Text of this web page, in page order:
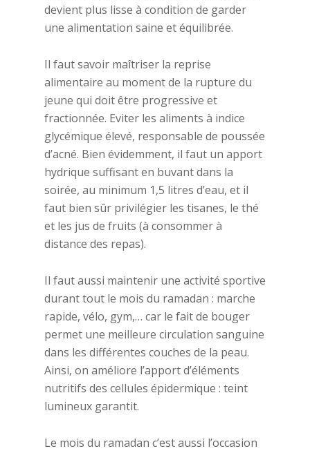
devient plus lisse à condition de garder
une alimentation saine et équilibrée.
Il faut savoir maîtriser la reprise
alimentaire au moment de la rupture du
jeune qui doit être progressive et
fractionnée. Eviter les aliments à indice
glycémique élevé, responsable de poussée
d’acné. Bien évidemment, il faut un apport
hydrique suffisant en buvant dans la
soirée, au minimum 1,5 litres d’eau, et il
faut bien sûr privilégier les tisanes, le thé
et les jus de fruits (à consommer à
distance des repas).
Il faut aussi maintenir une activité sportive
durant tout le mois du ramadan : marche
rapide, vélo, gym,… car le fait de bouger
permet une meilleure circulation sanguine
dans les différentes couches de la peau.
Ainsi, on améliore l’apport d’éléments
nutritifs des cellules épidermique : teint
lumineux garantit.
Le mois du ramadan c’est aussi l’occasion